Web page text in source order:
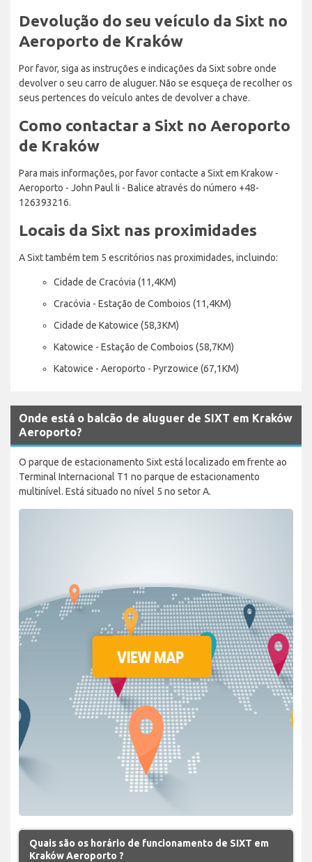
Devolução do seu veículo da Sixt no
Aeroporto de Kraków
Por favor, siga as instruções e indicações da Sixt sobre onde
devolver o seu carro de aluguer. Não se esqueça de recolher os
seus pertences do veículo antes de devolver a chave.
Como contactar a Sixt no Aeroporto
de Kraków
Para mais informações, por favor contacte a Sixt em Krakow -
Aeroporto - John Paul Ii - Balice através do número +48-
126393216.
Locais da Sixt nas proximidades
A Sixt também tem 5 escritórios nas proximidades, incluindo:
Cidade de Cracóvia (11,4KM)
Cracóvia - Estação de Comboios (11,4KM)
Cidade de Katowice (58,3KM)
Katowice - Estação de Comboios (58,7KM)
Katowice - Aeroporto - Pyrzowice (67,1KM)
Onde está o balcão de aluguer de SIXT em Kraków
Aeroporto?
O parque de estacionamento Sixt está localizado em frente ao
Terminal Internacional T1 no parque de estacionamento
multinível. Está situado no nível 5 no setor A.
Quais são os horário de funcionamento de SIXT em
Kraków Aeroporto ?